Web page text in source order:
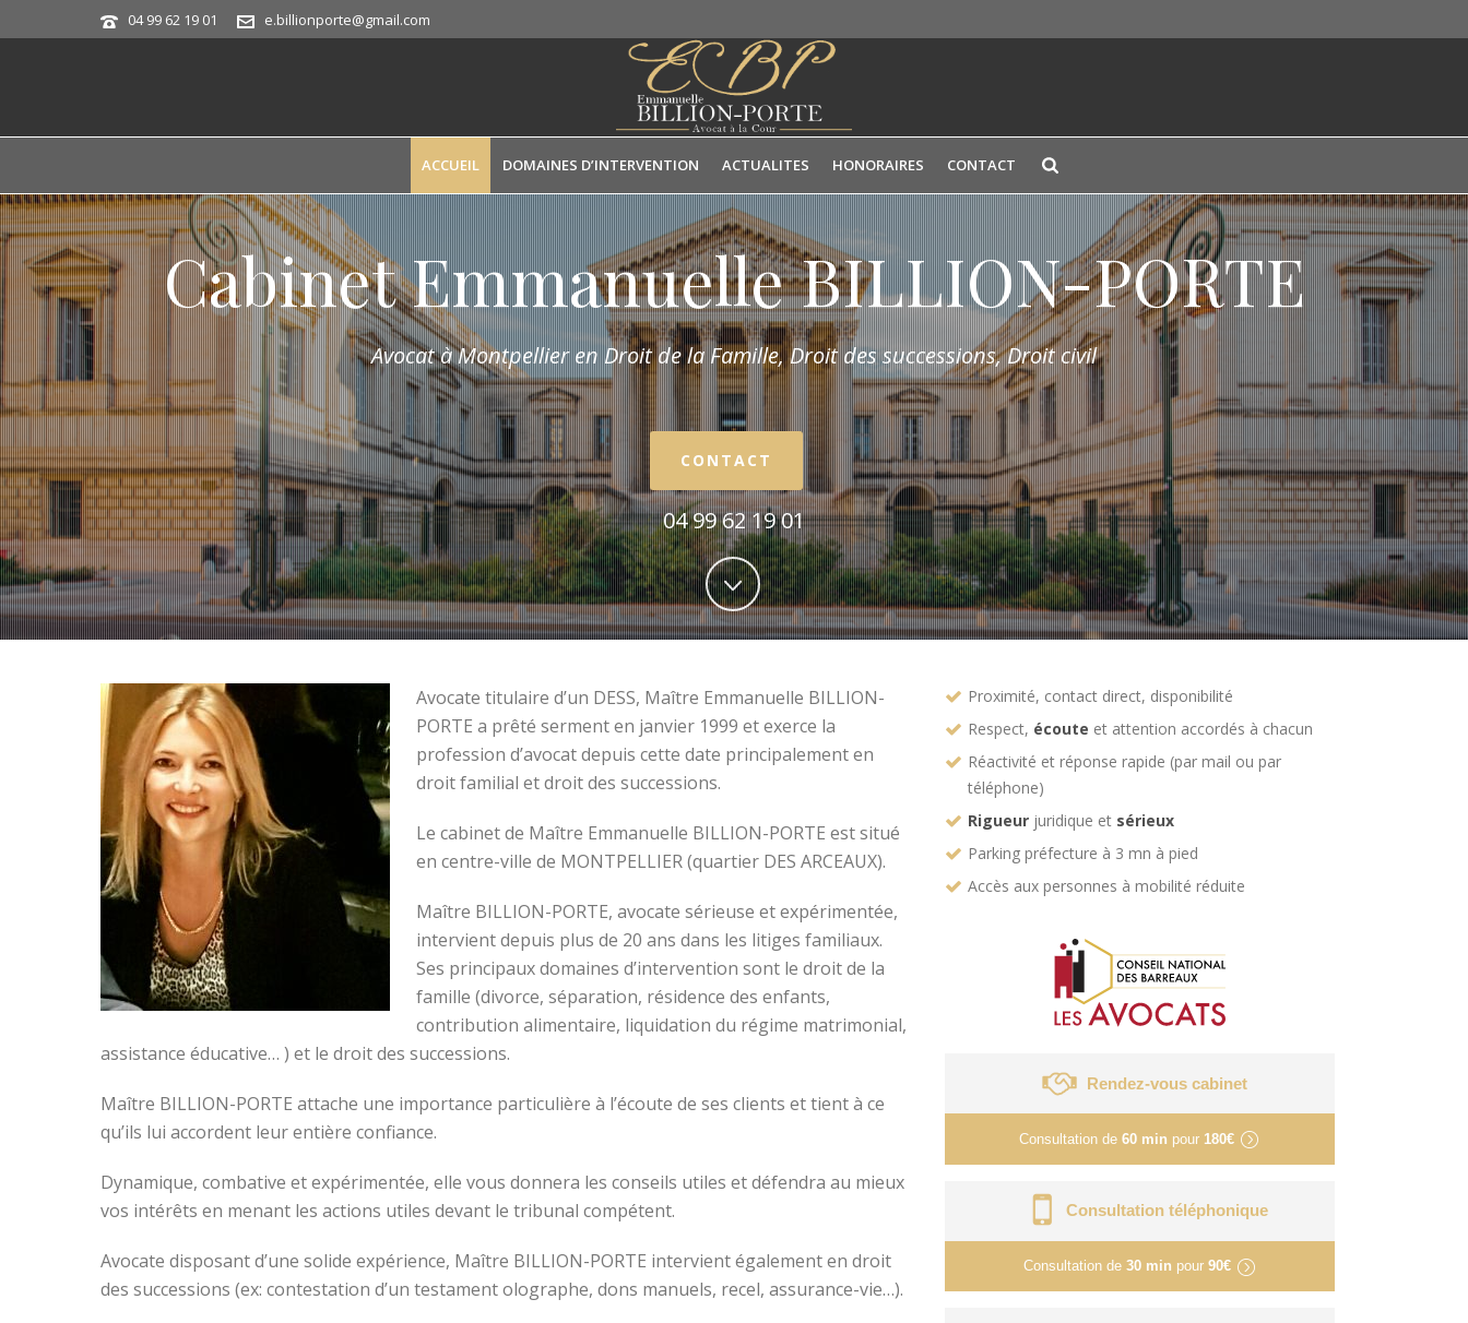
04 99 62 19 01 e.billionporte@gmail.com
ACCUEIL DOMAINES D’INTERVENTION ACTUALITES HONORAIRES CONTACT
Cabinet Emmanuelle BILLION-PORTE
Avocat à Montpellier en Droit de la Famille,Droit des successions, Droit civil
CONTACT
04 99 62 19 01
Avocate titulaire d’un DESS, Maître Emmanuelle BILLION-
PORTE a prêté serment en janvier 1999 et exerce la
profession d’avocat depuis cette date principalement en
droit familial et droit des successions.
Le cabinet de Maître Emmanuelle BILLION-PORTE est situé
en centre-ville de MONTPELLIER (quartier DES ARCEAUX).
Maître BILLION-PORTE, avocate sérieuse et expérimentée,
intervient depuis plus de 20 ans dans les litiges familiaux.
Ses principaux domaines d’intervention sont le droit de la
famille (divorce, séparation, résidence des enfants,
contribution alimentaire, liquidation du régime matrimonial,
assistance éducative… ) et le droit des successions.
Maître BILLION-PORTE attache une importance particulière à l’écoute de ses clients et tient à ce
qu’ils lui accordent leur entière confiance.
Dynamique, combative et expérimentée, elle vous donnera les conseils utiles et défendra au mieux
vos intérêts en menant les actions utiles devant le tribunal compétent.
Avocate disposant d’une solide expérience, Maître BILLION-PORTE intervient également en droit
des successions (ex: contestation d’un testament olographe, dons manuels, recel, assurance-vie…).
Proximité, contact direct, disponibilité
Respect, écoute et attention accordés à chacun
Réactivité et réponse rapide (par mail ou par
téléphone)
Rigueur juridique et sérieux
Parking préfecture à 3 mn à pied
Accès aux personnes à mobilité réduite
Rendez-vous cabinet
Consultation de60 min pour 180€
Consultation téléphonique
Consultation de 30 min pour 90€